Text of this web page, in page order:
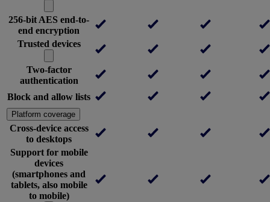
256-bit AES end-to-
end encryption
Trusted devices
Two-factor
authentication
Block and allow lists
Platform coverage
Cross-device access
to desktops
Support for mobile
devices
(smartphones and
tablets, also mobile
to mobile)